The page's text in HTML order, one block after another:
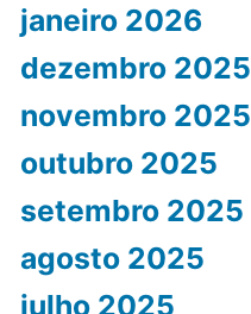
janeiro 2026
dezembro 2025
novembro 2025
outubro 2025
setembro 2025
agosto 2025
julho 2025